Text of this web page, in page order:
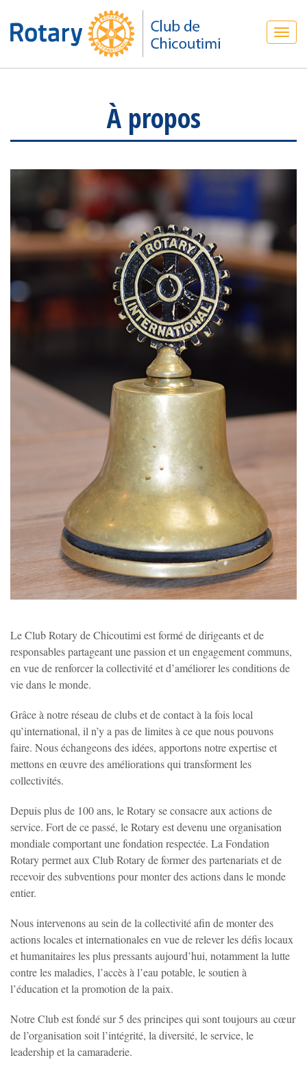
À propos
Le Club Rotary de Chicoutimi est formé de dirigeants et de
responsables partageant une passion et un engagement communs,
en vue de renforcer la collectivité et d’améliorer les conditions de
vie dans le monde.
Grâce à notre réseau de clubs et de contact à la fois local
qu’international, il n’y a pas de limites à ce que nous pouvons
faire. Nous échangeons des idées, apportons notre expertise et
mettons en œuvre des améliorations qui transforment les
collectivités.
Depuis plus de 100 ans, le Rotary se consacre aux actions de
service. Fort de ce passé, le Rotary est devenu une organisation
mondiale comportant une fondation respectée. La Fondation
Rotary permet aux Club Rotary de former des partenariats et de
recevoir des subventions pour monter des actions dans le monde
entier.
Nous intervenons au sein de la collectivité afin de monter des
actions locales et internationales en vue de relever les défis locaux
et humanitaires les plus pressants aujourd’hui, notamment la lutte
contre les maladies, l’accès à l’eau potable, le soutien à
l’éducation et la promotion de la paix.
Notre Club est fondé sur 5 des principes qui sont toujours au cœur
de l’organisation soit l’intégrité, la diversité, le service, le
leadership et la camaraderie.